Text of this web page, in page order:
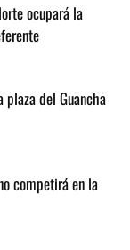
ocupará la
plaza del Guancha
competirá en la